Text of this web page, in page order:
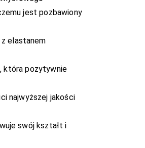
jest pozbawiony
elastanem
która pozytywnie
najwyższej jakości
swój kształt i